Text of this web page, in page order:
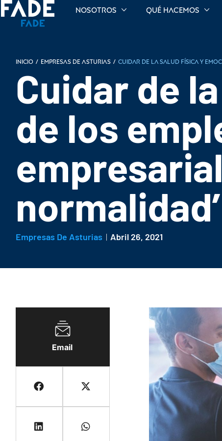
Nosotros Qué hacemos
INICIO / Empresas de Asturias / Cuidar de la salud física y
Cuidar de
de los
normalidad’
Empresas De Asturias Abril 26, 2021
Email